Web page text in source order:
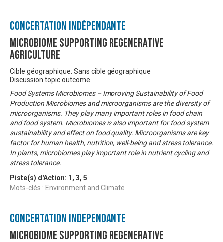
Concertation Indépendante
Microbiome Supporting Regenerative
Agriculture
Cible géographique: Sans cible géographique
Discussion topic outcome
Food Systems Microbiomes – Improving Sustainability of Food
Production Microbiomes and microorganisms are the diversity of
microorganisms. They play many important roles in food chain
and food system. Microbiomes is also important for food system
sustainability and effect on food quality. Microorganisms are key
factor for human health, nutrition, well-being and stress tolerance.
In plants, microbiomes play important role in nutrient cycling and
stress tolerance.
Piste(s) d'Action: 1 , 3, 5
Mots-clés : Environment and Climate
Concertation Indépendante
Microbiome Supporting Regenerative